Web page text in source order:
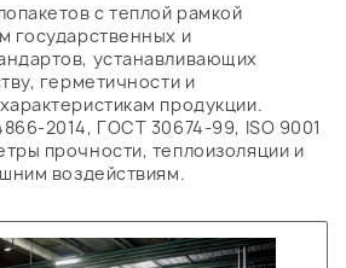
с теплой рамкой
государственных и
устанавливающих
герметичности и
продукции.
2014, ГОСТ 30674-99, ISO 9001
прочности, теплоизоляции и
воздействиям.